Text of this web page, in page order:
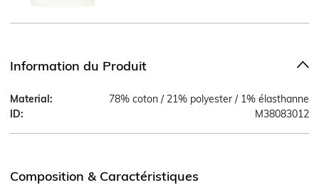
Information du Produit
Material:
78% coton / 21% polyester / 1% élasthanne
ID:
M38083012
Composition & Caractéristiques